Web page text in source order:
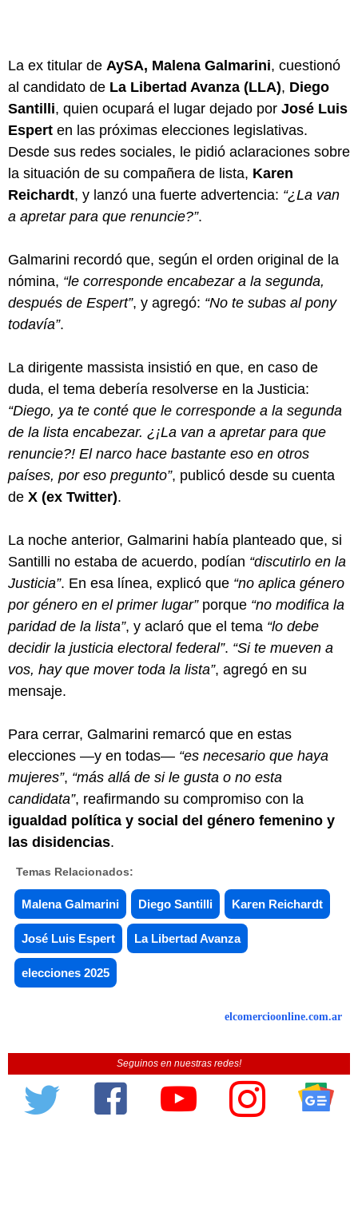
La ex titular de AySA, Malena Galmarini, cuestionó
al candidato de La Libertad Avanza (LLA), Diego
Santilli, quien ocupará el lugar dejado por José Luis
Espert en las próximas elecciones legislativas.
Desde sus redes sociales, le pidió aclaraciones sobre
la situación de su compañera de lista, Karen
Reichardt, y lanzó una fuerte advertencia: “¿La van
a apretar para que renuncie?”.
Galmarini recordó que, según el orden original de la
nómina, “le corresponde encabezar a la segunda,
después de Espert”, y agregó: “No te subas al pony
todavía”.
La dirigente massista insistió en que, en caso de
duda, el tema debería resolverse en la Justicia:
“Diego, ya te conté que le corresponde a la segunda
de la lista encabezar. ¿¡La van a apretar para que
renuncie?! El narco hace bastante eso en otros
países, por eso pregunto”, publicó desde su cuenta
de X (ex Twitter).
La noche anterior, Galmarini había planteado que, si
Santilli no estaba de acuerdo, podían “discutirlo en la
Justicia”. En esa línea, explicó que “no aplica género
por género en el primer lugar”porque “no modifica la
paridad de la lista”, y aclaró que el tema “lo debe
decidir la justicia electoral federal”. “Si te mueven a
vos, hay que mover toda la lista”, agregó en su
mensaje.
Para cerrar, Galmarini remarcó que en estas
elecciones —y en todas— “es necesario que haya
mujeres”, “más allá de si le gusta o no esta
candidata”, reafirmando su compromiso con la
igualdad política y social del género femenino y
las disidencias.
Temas Relacionados:
Malena Galmarini Diego Santilli Karen Reichardt
José Luis Espert La Libertad Avanza
elecciones 2025
elcomercioonline.com.ar
Seguinos en nuestras redes!